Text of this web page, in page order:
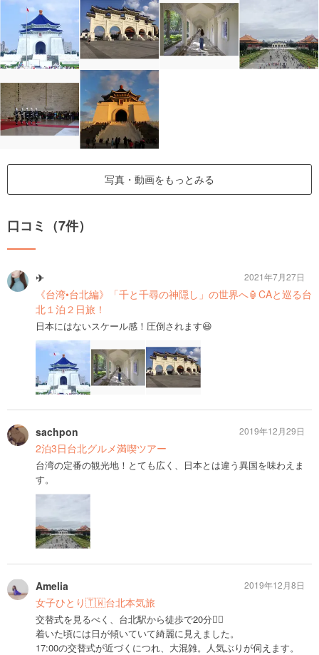
写真・動画をもっとみる
口コミ（7件）
✈︎
《台湾•台北編》「千と千尋の神隠し」の世界へ🏮CAと巡る台
北１泊２日旅！
日本にはないスケール感！圧倒されます😆
2021年7月27日
sachpon
2泊3日台北グルメ満喫ツアー
台湾の定番の観光地！とても広く、日本とは違う異国を味わえま
す。
2019年12月29日
Amelia
女子ひとり🇹🇼台北本気旅
交替式を見るべく、台北駅から徒歩で20分🚶‍♀️
着いた頃には日が傾いていて綺麗に見えました。
17:00の交替式が近づくにつれ、大混雑。人気ぶりが伺えます。
2019年12月8日